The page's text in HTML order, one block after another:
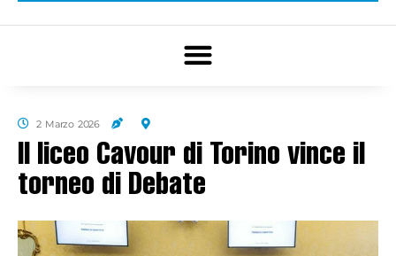
2 Marzo 2026
Il liceo Cavour di Torino vince il
torneo di Debate